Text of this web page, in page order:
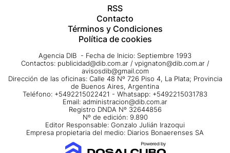
RSS
Contacto
Términos y Condiciones
Política de cookies
Agencia DIB - Fecha de Inicio: Septiembre 1993
Contactos: publicidad@dib.com.ar / vpignaton@dib.com.ar /
avisosdib@gmail.com
Dirección de las oficinas: Calle 48 Nº 726 Piso 4, La Plata; Provincia
de Buenos Aires, Argentina
Teléfono: +5492215022421 - Whatsapp: +5492215031783
Email: administracion@dib.com.ar
Registro DNDA Nº 32644856
Nº de edición: 9.890
Editor Responsable: Gonzalo Julián Irazoqui
Empresa propietaria del medio: Diarios Bonaerenses SA